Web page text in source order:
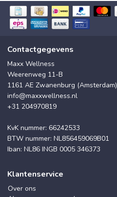
Contactgegevens
Maxx Wellness
Weerenweg 11-B
1161 AE Zwanenburg (Amsterdam)
info@maxxwellness.nl
+31 204970819
KvK nummer: 66242533
BTW nummer: NL856459069B01
Iban: NL86 INGB 0005 346373
Klantenservice
Over ons